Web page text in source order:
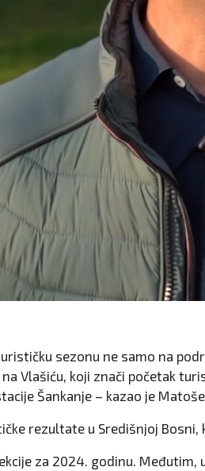
sezonu ne samo na
Vlašiću, koji znači početak
Šankanje – kazao je
rezultate u Središnjoj Bosni,
za 2024. godinu.